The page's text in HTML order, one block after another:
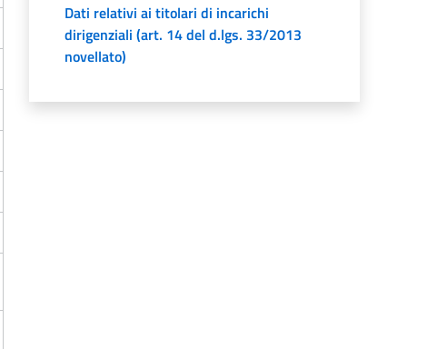
Dati relativi ai titolari di incarichi
dirigenziali (art. 14 del d.lgs. 33/2013
novellato)